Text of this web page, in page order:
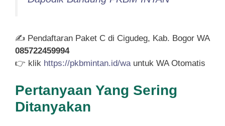
✍ Pendaftaran Paket C di Cigudeg, Kab. Bogor WA
085722459994
👉 klik https://pkbmintan.id/wa untuk WA Otomatis
Pertanyaan Yang Sering
Ditanyakan